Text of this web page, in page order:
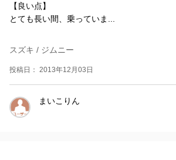
【良い点】
とても長い間、乗っていま...
スズキ / ジムニー
投稿日： 2013年12月03日
まいこりん